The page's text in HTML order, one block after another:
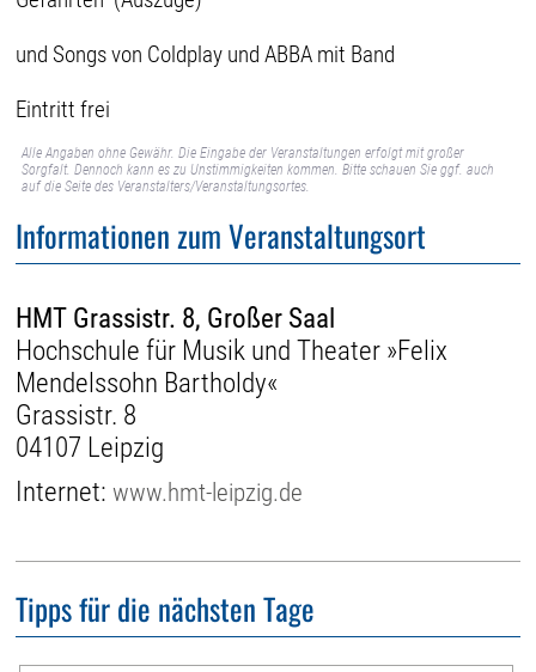
und Songs von Coldplay und ABBA mit Band
Eintritt frei
Alle Angaben ohne Gewähr. Die Eingabe der Veranstaltungen erfolgt mit großer
Sorgfalt. Dennoch kann es zu Unstimmigkeiten kommen. Bitte schauen Sie ggf. auch
auf die Seite des Veranstalters/Veranstaltungsortes.
Informationen zum Veranstaltungsort
HMT Grassistr. 8, Großer Saal
Hochschule für Musik und Theater »Felix
Mendelssohn Bartholdy«
Grassistr. 8
04107 Leipzig
Internet:www.hmt-leipzig.de
Tipps für die nächsten Tage